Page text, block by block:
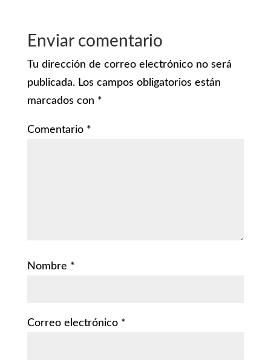
Enviar comentario
Tu dirección de correo electrónico no será
publicada. Los campos obligatorios están
marcados con *
Comentario *
Nombre *
Correo electrónico *